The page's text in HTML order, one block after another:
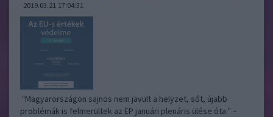
2019.03.21 17:04:31
"Magyarországon sajnos nem javult a helyzet, sőt, újabb
problémák is felmerültek az EP januári plenáris ülése óta " –